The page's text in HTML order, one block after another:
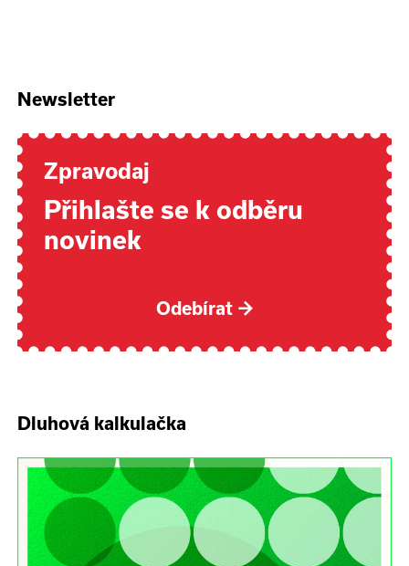
Newsletter
Zpravodaj
Přihlašte se k odběru
novinek
Odebírat →
Dluhová kalkulačka